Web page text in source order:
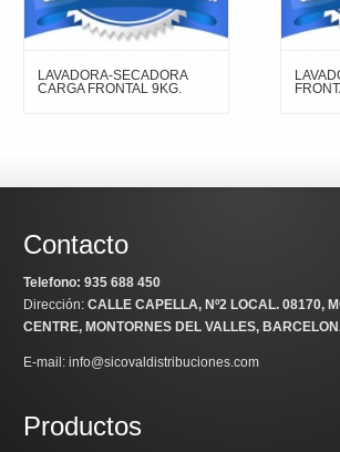
LAVADORA-SECADORA
CARGA FRONTAL 9KG.
Contacto
Telefono: 935 688 450
Dirección:CALLE CAPELLA, Nº2 LOCAL. 08170,
CENTRE, MONTORNES DEL VALLES,
E-mail: info@sicovaldistribuciones.com
Productos